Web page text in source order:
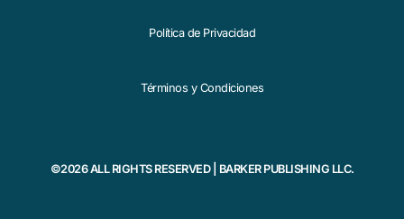
Política de Privacidad
Términos y Condiciones
©2026 ALL RIGHTS RESERVED | BARKER PUBLISHING LLC.